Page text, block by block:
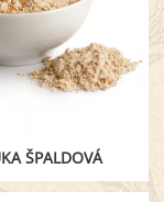
ŠPALDOVÁ